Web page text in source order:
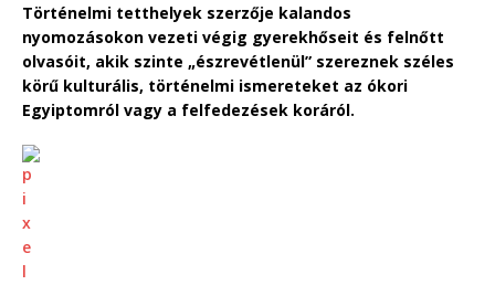
Történelmi tetthelyek szerzője kalandos
nyomozásokon vezeti végig gyerekhőseit és felnőtt
olvasóit, akik szinte „észrevétlenül” szereznek széles
körű kulturális, történelmi ismereteket az ókori
Egyiptomról vagy a felfedezések koráról.